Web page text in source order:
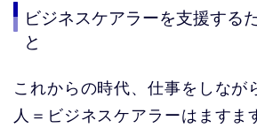
ビジネスケアラーを支援する
と
これからの時代、仕事をしなが
人＝ビジネスケアラーはますま